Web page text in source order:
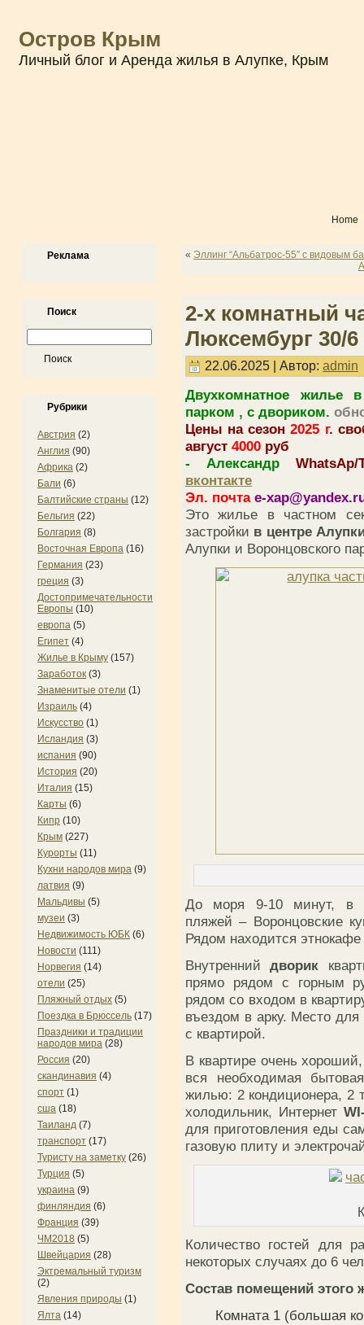
Остров Крым
Личный блог и Аренда жилья в Алупке, Крым
Home
Реклама
Поиск
Рубрики
Австрия (2)
Англия (90)
Африка (2)
Бали (6)
Балтийские страны (12)
Бельгия (22)
Болгария (8)
Восточная Европа (16)
Германия (23)
греция (3)
Достопримечательности
Европы (10)
европа (5)
Египет (4)
Жилье в Крыму (157)
Заработок (3)
Знаменитые отели (1)
Израиль (4)
Искусство (1)
Исландия (3)
испания (90)
История (20)
Италия (15)
Карты (6)
Кипр (10)
Крым (227)
Курорты (11)
Кухни народов мира (9)
латвия (9)
Мальдивы (5)
музеи (3)
Недвижимость ЮБК (6)
Новости (111)
Норвегия (14)
отели (25)
Пляжный отдых (5)
Поездка в Брюссель (17)
Праздники и традиции
народов мира (28)
Россия (20)
скандинавия (4)
спорт (1)
сша (18)
Таиланд (7)
транспорт (17)
Туристу на заметку (26)
Турция (5)
украина (9)
финляндия (6)
Франция (39)
ЧМ2018 (5)
Швейцария (28)
Эктремальный туризм
(2)
Явления природы (1)
Ялта (14)
« Эллинг “Альбатрос-55″ с видовым
2-х комнатный
Люксембург 30/
22.06.2025 | Автор: admin
Двухкомнатное жилье
парком , с двориком.
Цены на сезон2025 г.
август 4000 руб
- Александр WhatsAp/
вконтакте
Эл. почта e-
Это жилье в частном
застройки в центре
Алупки и Воронцовского
До моря 9-10 минут, в
пляжей – Воронцовские
Рядом находится
Внутреннийдворик
прямо рядом с горным
рядом со входом в
въездом в арку. Место
с квартирой.
В квартире очень
вся необходимая
жилью: 2 кондиционера, 2
холодильник, Интернет
для приготовления еды
газовую плиту и
Количество гостей для
некоторых случаях до 6
Состав помещений этого
Комната 1 (большая